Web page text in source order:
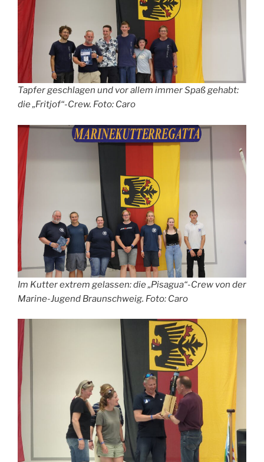
Tapfer geschlagen und vor allem immer Spaß gehabt:
die „Fritjof“-Crew. Foto: Caro
Im Kutter extrem gelassen: die „Pisagua“-Crew von der
Marine-Jugend Braunschweig. Foto: Caro